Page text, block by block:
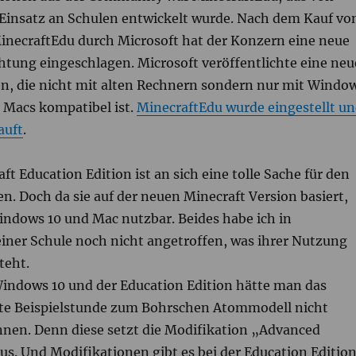
an Schulen entwickelt wurde. Nach dem Kauf
durch Microsoft hat der Konzern eine neue
eingeschlagen. Microsoft veröffentlichte eine
die nicht mit alten Rechnern sondern nur mit
kompatibel ist. MinecraftEdu wurde eingestellt
.
Education Edition ist an sich eine tolle Sache für den
Doch da sie auf der neuen Minecraft Version basiert,
10 und Mac nutzbar. Beides habe ich in
Schule noch nicht angetroffen, was ihrer Nutzung
10 und der Education Edition hätte man das
Beispielstunde zum Bohrschen Atommodell nicht
Denn diese setzt die Modifikation „Advanced
Und Modifikationen gibt es bei der Education Edition